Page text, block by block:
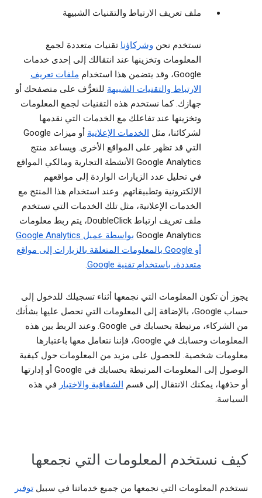
ملف تعريف الارتباط والتقنيات الشبيهة
نستخدم نحن وشركاؤنا تقنيات متعددة لجمع
المعلومات وتخزينها عند انتقالك إلى إحدى خدمات
Google، وقد يتضمن هذا استخدام
ملفات تعريف
الارتباط والتقنيات الشبيهة للتعرُّف على متصفحك أو
جهازك. كما نستخدم هذه التقنيات لجمع المعلومات
وتخزينها عند تفاعلك مع الخدمات التي نقدمها
لشركائنا، مثل الخدمات الإعلانية
أو ميزات Google
التي قد تظهر على المواقع الأخرى. ويساعد منتج
Google Analytics الأنشطة التجارية ومالكي المواقع
في تحليل عدد الزيارات الواردة إلى مواقعهم
الإلكترونية وتطبيقاتهم. وعند استخدام هذا المنتج مع
الخدمات الإعلانية، مثل تلك الخدمات التي تستخدم
ملف تعريف ارتباط DoubleClick، يتم ربط معلومات
Google Analytics
بواسطة عميل Google Analytics
أو Google بالمعلومات المتعلقة بالزيارات إلى مواقع
متعددة، باستخدام تقنية Google
.
يجوز أن تكون المعلومات التي نجمعها أثناء تسجيلك للدخول إلى
حساب Google، بالإضافة إلى المعلومات التي نحصل عليها بشأنك
من الشركاء، مرتبطة بحسابك في Google. وعند الربط بين هذه
المعلومات وحسابك في Google، فإننا نتعامل معها باعتبارها
معلومات شخصية. للحصول على مزيد من المعلومات حول كيفية
الوصول إلى المعلومات المرتبطة بحسابك في Google أو إدارتها
أو حذفها، يمكنك الانتقال إلى قسم الشفافية والاختيار في هذه
السياسة.
كيف نستخدم المعلومات التي نجمعها
نستخدم المعلومات التي نجمعها من جميع خدماتنا في سبيل توفير